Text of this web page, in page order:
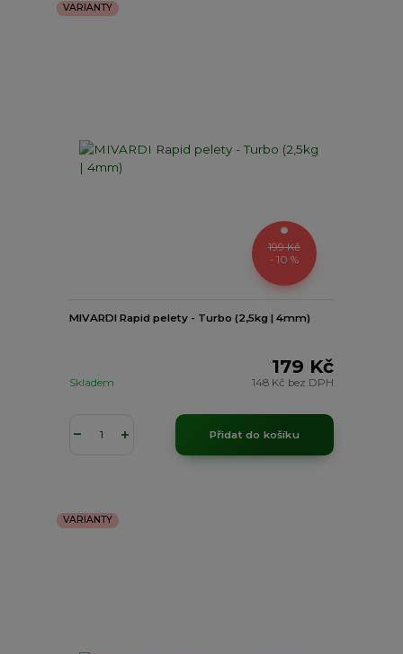
VARIANTY
199 Kč
- 10 %
MIVARDI Rapid pelety - Turbo (2,5kg | 4mm)
179 Kč
148 Kč bez DPH
Skladem
Přidat do košíku
VARIANTY